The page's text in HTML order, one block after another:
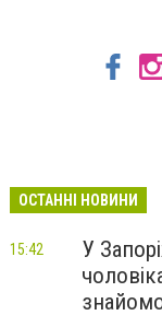
ОСТАННІ НОВИНИ
У
15:42